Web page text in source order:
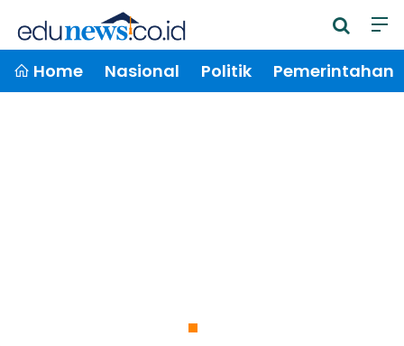
Home Nasional Politik Pemerintahan